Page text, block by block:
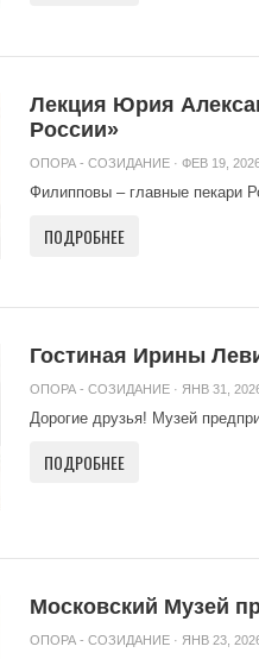
Лекция Юрия
России»
ОПОРА - СОЗИДАНИЕ · ФЕВ 19,
Филипповы – главные пекари
ПОДРОБНЕЕ
Гостиная Ирины
ОПОРА - СОЗИДАНИЕ · ЯНВ 31,
Дорогие друзья! Музей
ПОДРОБНЕЕ
Московский Музей
ОПОРА - СОЗИДАНИЕ · ЯНВ 23,